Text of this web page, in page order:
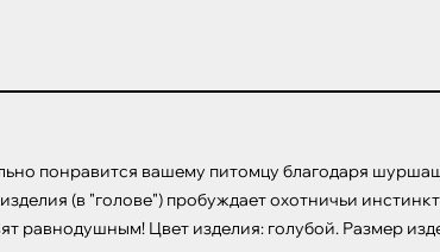
понравится вашему питомцу благодаря
(в "голове") пробуждает охотничьи
равнодушным! Цвет изделия: голубой. Размер